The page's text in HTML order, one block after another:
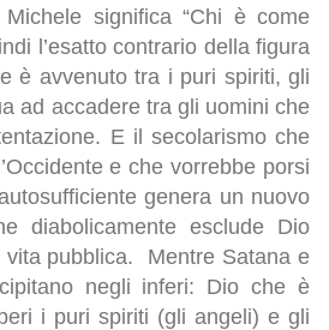
significa “Chi è come
l’esatto contrario della figura
è avvenuto tra i puri spiriti, gli
ad accadere tra gli uomini che
E il secolarismo che
e che vorrebbe porsi
genera un nuovo
diabolicamente esclude Dio
pubblica.
Mentre Satana e
negli inferi: Dio che è
i puri spiriti (gli angeli) e gli